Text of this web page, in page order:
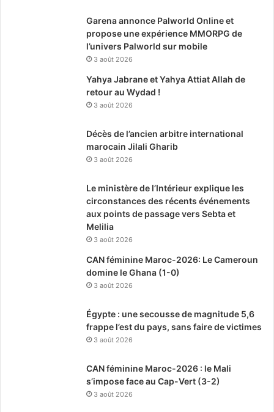
Garena annonce Palworld Online et
propose une expérience MMORPG de
l’univers Palworld sur mobile
3 août 2026
Yahya Jabrane et Yahya Attiat Allah de
retour au Wydad !
3 août 2026
Décès de l’ancien arbitre international
marocain Jilali Gharib
3 août 2026
Le ministère de l’Intérieur explique les
circonstances des récents événements
aux points de passage vers Sebta et
Melilia
3 août 2026
CAN féminine Maroc-2026: Le Cameroun
domine le Ghana (1-0)
3 août 2026
Égypte : une secousse de magnitude 5,6
frappe l’est du pays, sans faire de victimes
3 août 2026
CAN féminine Maroc-2026 : le Mali
s’impose face au Cap-Vert (3-2)
3 août 2026